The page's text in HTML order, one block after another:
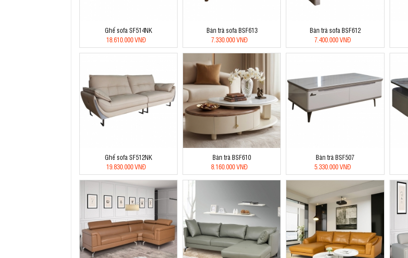
Ghế sofa SF514NK
18.610.000 VNĐ
Bàn trà sofa BSF613
7.330.000 VNĐ
Bàn trà sofa BSF612
7.400.000 VNĐ
Ghế sofa SF512NK
19.830.000 VNĐ
Bàn trà BSF610
8.160.000 VNĐ
Bàn trà BSF507
5.330.000 VNĐ